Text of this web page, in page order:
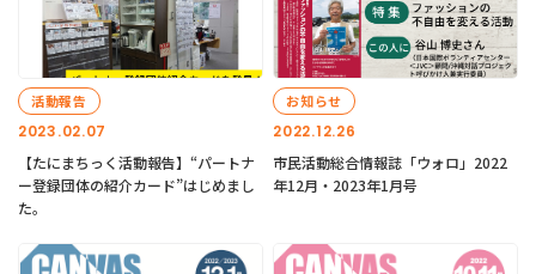
2023.02.07
活動報告
【たにまちっく活動報告】“パートナ
ー登録団体の紹介カード”はじめまし
た。
2022.12.26
お知らせ
市民活動総合情報誌「ウォロ」2022
年12月・2023年1月号